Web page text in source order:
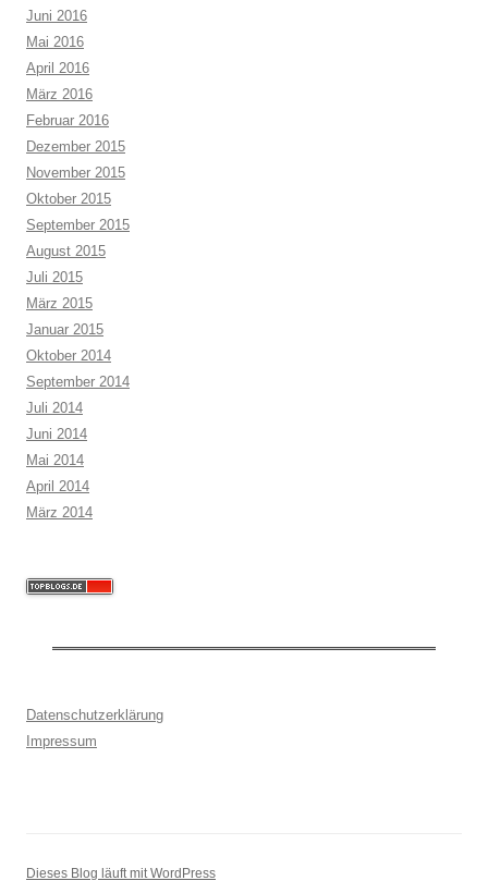
Juni 2016
Mai 2016
April 2016
März 2016
Februar 2016
Dezember 2015
November 2015
Oktober 2015
September 2015
August 2015
Juli 2015
März 2015
Januar 2015
Oktober 2014
September 2014
Juli 2014
Juni 2014
Mai 2014
April 2014
März 2014
Datenschutzerklärung
Impressum
Dieses Blog läuft mit WordPress